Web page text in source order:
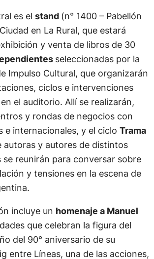
es el stand (n° 1400 – Pabellón
en La Rural, que estará
y venta de libros de 30
seleccionadas por la
Impulso Cultural, que organizarán
ciclos e intervenciones
el auditorio. Allí se realizarán,
y rondas de negocios con
e internacionales, y el ciclo Trama
autoras y autores de distintos
se reunirán para conversar sobre
y tensiones en la escena de
incluye un homenaje a Manuel
que celebran la figura del
del 90° aniversario de su
entre Líneas, una de las acciones,